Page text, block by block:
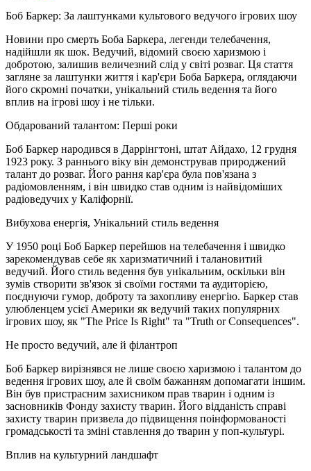
Боб Баркер: За лаштунками культового ведучого ігрових шоу
Новини про смерть Боба Баркера, легенди телебачення,
надійшли як шок. Ведучий, відомий своєю харизмою і
добротою, залишив величезний слід у світі розваг. Ця стаття
загляне за лаштунки життя і кар'єри Боба Баркера, оглядаючи
його скромні початки, унікальний стиль ведення та його
вплив на ігрові шоу і не тільки.
Обдарований талантом: Перші роки
Боб Баркер народився в Даррінгтоні, штат Айдахо, 12 грудня
1923 року. З раннього віку він демонстрував природжений
талант до розваг. Його рання кар'єра була пов'язана з
радіомовленням, і він швидко став одним із найвідоміших
радіоведучих у Каліфорнії.
Вибухова енергія, Унікальний стиль ведення
У 1950 році Боб Баркер перейшов на телебачення і швидко
зарекомендував себе як харизматичний і талановитий
ведучий. Його стиль ведення був унікальним, оскільки він
зумів створити зв'язок зі своїми гостями та аудиторією,
поєднуючи гумор, доброту та захопливу енергію. Баркер став
улюбленцем усієї Америки як ведучий таких популярних
ігрових шоу, як "The Price Is Right" та "Truth or Consequences".
Не просто ведучий, але й філантроп
Боб Баркер вирізнявся не лише своєю харизмою і талантом до
ведення ігрових шоу, але й своїм бажанням допомагати іншим.
Він був пристрасним захисником прав тварин і одним із
засновників Фонду захисту тварин. Його відданість справі
захисту тварин призвела до підвищення поінформованості
громадськості та зміні ставлення до тварин у поп-культурі.
Вплив на культурний ландшафт